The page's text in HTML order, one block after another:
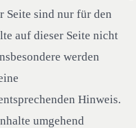
Seite sind nur für den
auf dieser Seite nicht
werden
Hinweis.
umgehend